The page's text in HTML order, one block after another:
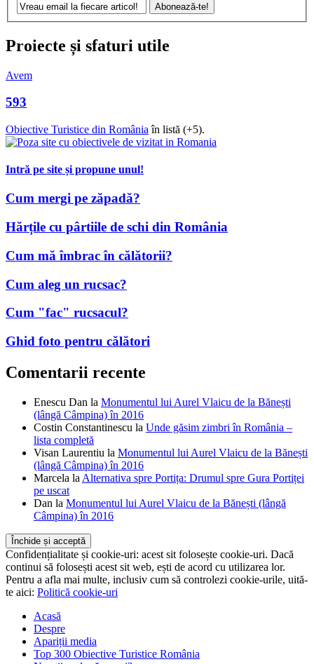
Proiecte și sfaturi utile
Avem
593
Obiective Turistice din România în listă (+5).
Intră pe site și propune unul!
Cum mergi pe zăpadă?
Hărțile cu pârtiile de schi din România
Cum mă îmbrac în călătorii?
Cum aleg un rucsac?
Cum "fac" rucsacul?
Ghid foto pentru călători
Comentarii recente
Enescu Dan la Monumentul lui Aurel Vlaicu de la Bănești
(lângă Câmpina) în 2016
Costin Constantinescu la Unde găsim zimbri în România –
lista completă
Visan Laurentiu la Monumentul lui Aurel Vlaicu de la Bănești
(lângă Câmpina) în 2016
Marcela la Alternativa spre Portița: Drumul spre Gura Portiței
pe uscat
Dan la Monumentul lui Aurel Vlaicu de la Bănești (lângă
Câmpina) în 2016
Confidențialitate și cookie-uri: acest sit folosește cookie-uri. Dacă
continui să folosești acest sit web, ești de acord cu utilizarea lor.
Pentru a afla mai multe, inclusiv cum să controlezi cookie-urile, uită-
te aici: Politică cookie-uri
Acasă
Despre
Apariții media
Top 300 Obiective Turistice România